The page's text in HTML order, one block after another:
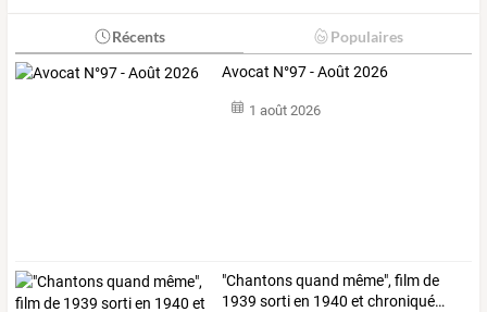
Récents Populaires
Avocat N°97 - Août 2026
1 août 2026
"Chantonsquand même", filmde
1939 sortien 1940 et chroniqué…